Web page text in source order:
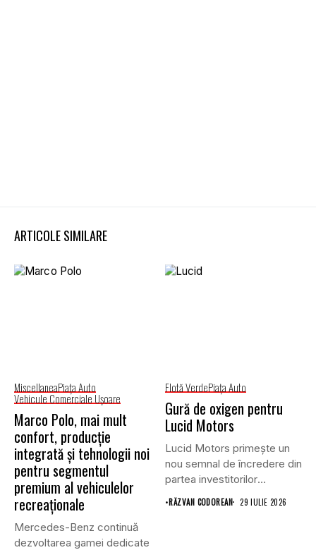
ARTICOLE SIMILARE
MiscellaneaPiaţa Auto
Vehicule Comerciale Uşoare
Marco Polo, mai mult
confort, producție
integrată și tehnologii noi
pentru segmentul
premium al vehiculelor
recreaționale
Mercedes-Benz continuă
dezvoltarea gamei dedicate
Flotă VerdePiaţa Auto
Gură de oxigen pentru
Lucid Motors
Lucid Motors primește un
nou semnal de încredere din
partea investitorilor
saudiți,...
•RĂZVAN CODOREAN 29 IULIE 2026